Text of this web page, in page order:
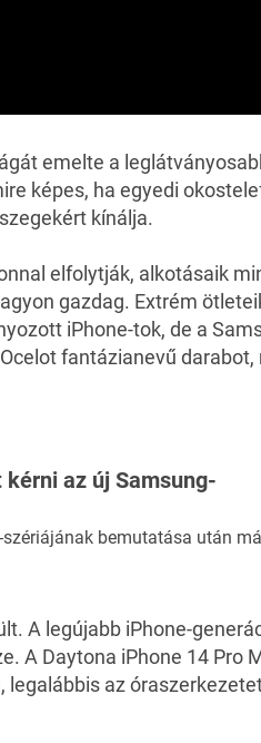
emelte a
képes, ha egyedi
kínálja.
elfolytják, alkotásaik
gazdag. Extrém
iPhone-tok, de a
fantázianevű darabot,
az új Samsung-
bemutatása után
A legújabb iPhone-
A Daytona iPhone 14 Pro
legalábbis az